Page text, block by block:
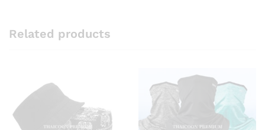
Related products